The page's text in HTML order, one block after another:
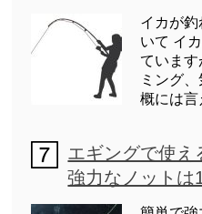
イカが
いて イ
ています
ミング
概には言
エギングで使え
強力なノットは